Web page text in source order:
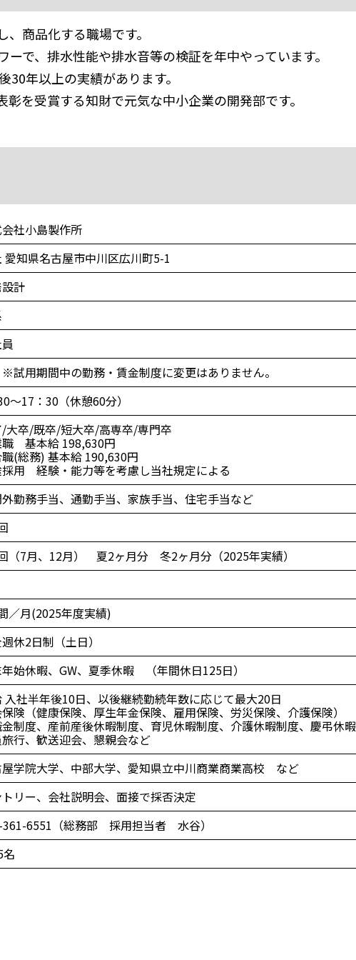
商品化する職場です。
で、排水性能や排水音等の検証を年中やっています。
30年以上の実績があります。
を受賞する知財で元気な中小企業の開発部です。
社小島製作所
愛知県名古屋市中川区広川町5-1
計
用期間中の勤務・賃金制度に変更はありません。
～17：30（休憩60分）
/大卒/既卒/短大卒/高専卒/専門卒
職 基本給 198,630円
(総務) 基本給 190,630円
採用 経験・能力等を考慮し当社規定による
勤務手当、通勤手当、家族手当、住宅手当など
（7月、12月） 夏2ヶ月分 冬2ヶ月分（2025年実績）
／月(2025年度実績)
休2日制（土日）
始休暇、GW、夏季休暇 （年間休日125日）
入社半年後10日、以後継続勤続年数に応じて最大20日
険（健康保険、厚生年金保険、雇用保険、労災保険、介護保険）
制度、産前産後休暇制度、育児休暇制度、介護休暇制度、慶弔休暇
行、歓送迎会、懇親会など
屋学院大学、中部大学、愛知県立中川商業商業高校 など
リー、会社説明会、面接で採否決定
6551（総務部 採用担当者 水谷）
名